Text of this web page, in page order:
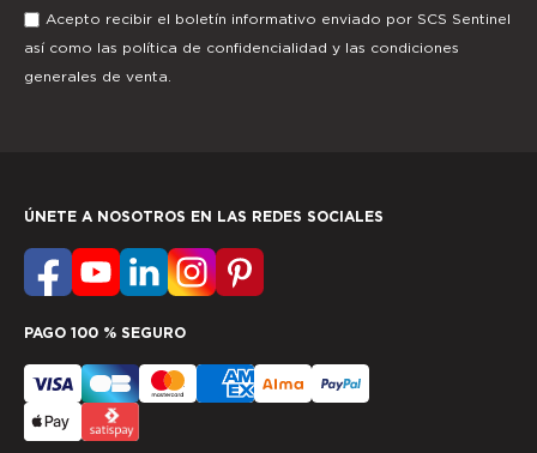
Acepto recibir el boletín informativo enviado por SCS Sentinel
así como las política de confidencialidad y las condiciones
generales de venta.
ÚNETE A NOSOTROS EN LAS REDES SOCIALES
PAGO 100 % SEGURO